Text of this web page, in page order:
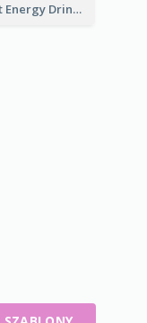
Vibrant Energy Drink Flyer